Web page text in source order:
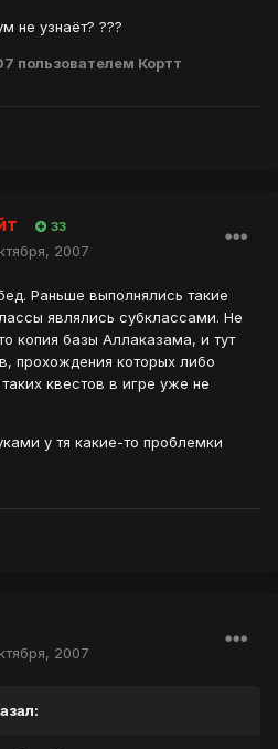
не узнаёт? ???
пользователем Кортт
33
2007
Раньше выполнялись такие
являлись субклассами. Не
копия базы Аллаказама, и тут
прохождения которых либо
квестов в игре уже не
у тя какие-то проблемки
2007